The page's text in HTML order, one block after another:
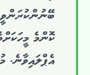
ބޭނުންކުރަންވީ
ކޮންމެ
އެޕްލައިވާނެ.